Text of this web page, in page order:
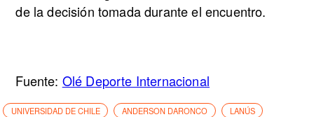
de la decisión tomada durante el encuentro.
Fuente: Olé Deporte Internacional
UNIVERSIDAD DE CHILE ANDERSON DARONCO LANÚS